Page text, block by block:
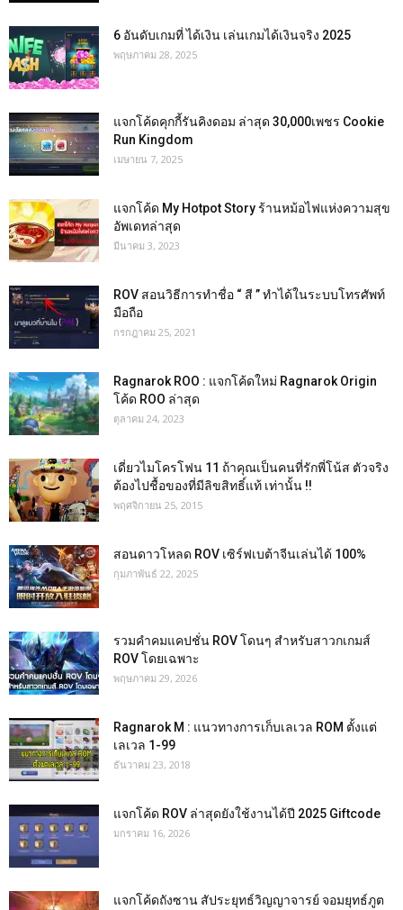
6 อันดับเกมที่ ได้เงิน เล่นเกมได้เงินจริง 2025
พฤษภาคม 28, 2025
แจกโค้ดคุกกี้รันคิงดอม ล่าสุด 30,000เพชร Cookie
Run Kingdom
เมษายน 7, 2025
แจกโค้ด My Hotpot Story ร้านหม้อไฟแห่งความสุข
อัพเดทล่าสุด
มีนาคม 3, 2023
ROV สอนวิธีการทำชื่อ “ สี ” ทำได้ในระบบโทรศัพท์
มือถือ
กรกฎาคม 25, 2021
Ragnarok ROO : แจกโค้ดใหม่ Ragnarok Origin
โค้ด ROO ล่าสุด
ตุลาคม 24, 2023
เดี่ยวไมโครโฟน 11 ถ้าคุณเป็นคนที่รักพี่โน้ส ตัวจริง
ต้องไปชื้อของที่มีลิขสิทธิ์แท้ เท่านั้น !!
พฤศจิกายน 25, 2015
สอนดาวโหลด ROV เซิร์ฟเบต้าจีนเล่นได้ 100%
กุมภาพันธ์ 22, 2025
รวมคำคมแคปชั่น ROV โดนๆ สำหรับสาวกเกมส์
ROV โดยเฉพาะ
พฤษภาคม 29, 2026
Ragnarok M : แนวทางการเก็บเลเวล ROM ตั้งแต่
เลเวล 1-99
ธันวาคม 23, 2018
แจกโค้ด ROV ล่าสุดยังใช้งานได้ปี 2025 Giftcode
มกราคม 16, 2026
แจกโค้ดถังซาน สัประยุทธ์วิญญาจารย์ จอมยุทธ์ภูต